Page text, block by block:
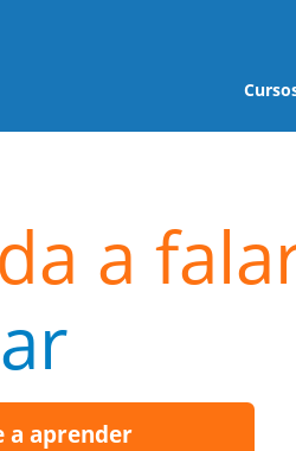
a
a aprender